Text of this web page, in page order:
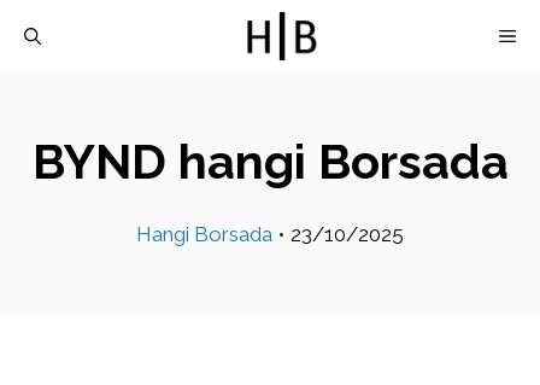
BYND hangi Borsada
Hangi Borsada • 23/10/2025